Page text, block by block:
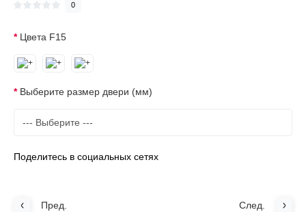
0
Цвета F15
Выберите размер двери (мм)
Поделитесь в социальных сетях
Пред. След.